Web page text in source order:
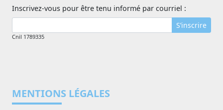
Inscrivez-vous pour être tenu informé par courriel :
S’inscrire
Cnil 1789335
MENTIONS LÉGALES